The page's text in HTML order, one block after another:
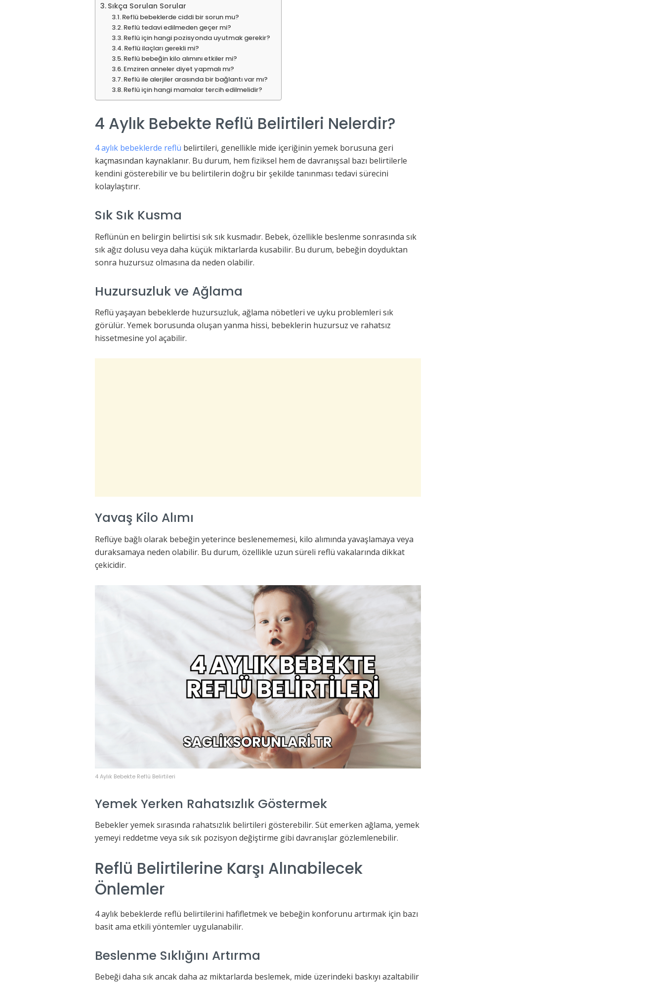
Sıkça Sorulan Sorular
Reflü bebeklerde ciddi bir sorun mu?
Reflü tedavi edilmeden geçer mi?
Reflü için hangi pozisyonda uyutmak gerekir?
Reflü ilaçları gerekli mi?
Reflü bebeğin kilo alımını etkiler mi?
Emziren anneler diyet yapmalı mı?
Reflü ile alerjiler arasında bir bağlantı var mı?
Reflü için hangi mamalar tercih edilmelidir?
4 Aylık Bebekte Reflü Belirtileri Nelerdir?
4 aylık bebeklerde reflü belirtileri, genellikle mide içeriğinin yemek borusuna geri
kaçmasından kaynaklanır. Bu durum, hem fiziksel hem de davranışsal bazı belirtilerle
kendini gösterebilir ve bu belirtilerin doğru bir şekilde tanınması tedavi sürecini
kolaylaştırır.
Sık Sık Kusma
Reflünün en belirgin belirtisi sık sık kusmadır. Bebek, özellikle beslenme sonrasında sık
sık ağız dolusu veya daha küçük miktarlarda kusabilir. Bu durum, bebeğin doyduktan
sonra huzursuz olmasına da neden olabilir.
Huzursuzluk ve Ağlama
Reflü yaşayan bebeklerde huzursuzluk, ağlama nöbetleri ve uyku problemleri sık
görülür. Yemek borusunda oluşan yanma hissi, bebeklerin huzursuz ve rahatsız
hissetmesine yol açabilir.
Yavaş Kilo Alımı
Reflüye bağlı olarak bebeğin yeterince beslenememesi, kilo alımında yavaşlamaya veya
duraksamaya neden olabilir. Bu durum, özellikle uzun süreli reflü vakalarında dikkat
çekicidir.
4 Aylık Bebekte Reflü Belirtileri
Yemek Yerken Rahatsızlık Göstermek
Bebekler yemek sırasında rahatsızlık belirtileri gösterebilir. Süt emerken ağlama, yemek
yemeyi reddetme veya sık sık pozisyon değiştirme gibi davranışlar gözlemlenebilir.
Reflü Belirtilerine Karşı Alınabilecek
Önlemler
4 aylık bebeklerde reflü belirtilerini hafifletmek ve bebeğin konforunu artırmak için bazı
basit ama etkili yöntemler uygulanabilir.
Beslenme Sıklığını Artırma
Bebeği daha sık ancak daha az miktarlarda beslemek, mide üzerindeki baskıyı azaltabilir